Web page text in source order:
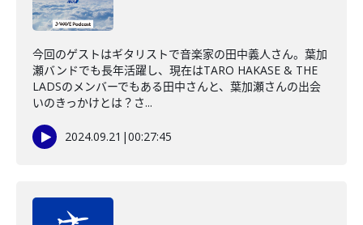
今回のゲストはギタリストで音楽家の田中義人さん。葉加
瀬バンドでも長年活躍し、現在はTARO HAKASE & THE
LADSのメンバーでもある田中さんと、葉加瀬さんの出会
いのきっかけとは？さ...
2024.09.21 |00:27:45